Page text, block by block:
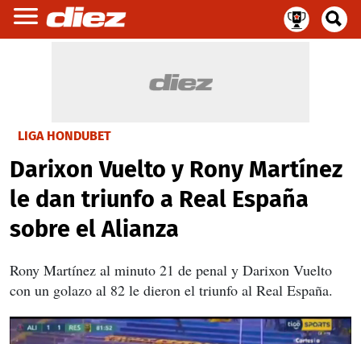
LIGA HONDUBET
Darixon Vuelto y Rony Martínez
le dan triunfo a Real España
sobre el Alianza
Rony Martínez al minuto 21 de penal y Darixon Vuelto
con un golazo al 82 le dieron el triunfo al Real España.